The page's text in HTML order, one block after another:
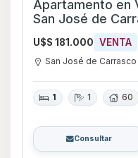
Apartamento en
San José de
U$S 181.000 VENTA
San José de Carrasco
1 1 60
Consultar